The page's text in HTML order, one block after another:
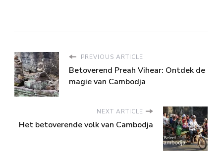
PREVIOUS ARTICLE
Betoverend Preah Vihear: Ontdek de
magie van Cambodja
NEXT ARTICLE
Het betoverende volk van Cambodja